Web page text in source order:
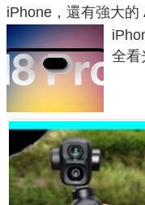
iPhone，還有強大
全看